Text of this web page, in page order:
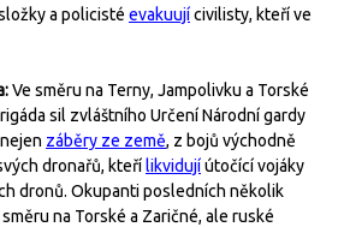
a policisté evakuujícivilisty, kteří ve
Ve směru na Terny, Jampolivku a Torské
sil zvláštního Určení Národní gardy
záběry ze země, z bojů východně
dronařů, kteřílikvidujíútočící vojáky
dronů. Okupanti posledních několik
na Torské a Zaričné, ale ruské